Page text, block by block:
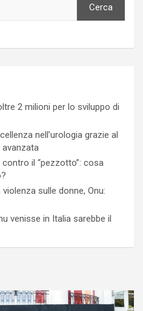
Cerca
2 milioni per lo sviluppo di
nell’urologia grazie al
avanzata
il “pezzotto”: cosa
sulle donne, Onu:
venisse in Italia sarebbe il